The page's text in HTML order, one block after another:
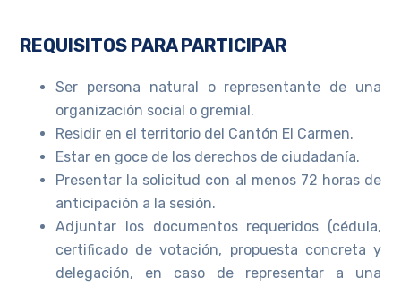
REQUISITOS PARA PARTICIPAR
Ser persona natural o representante de una
organización social o gremial.
Residir en el territorio del Cantón El Carmen.
Estar en goce de los derechos de ciudadanía.
Presentar la solicitud con al menos 72 horas de
anticipación a la sesión.
Adjuntar los documentos requeridos (cédula,
certificado de votación, propuesta concreta y
delegación, en caso de representar a una